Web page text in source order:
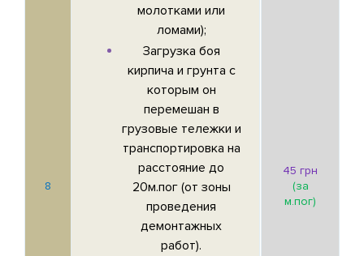
8
молотками или
ломами);
Загрузка боя
кирпича и грунта с
которым он
перемешан в
грузовые тележки и
транспортировка на
расстояние до
20м.пог (от зоны
проведения
демонтажных
работ).
45 грн
(за
м.пог)